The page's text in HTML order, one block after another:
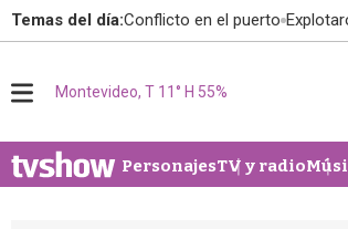
Temas del día:Conflicto en el puerto
u
Montevideo, T 11° H 55%
PersonajesTV y radio